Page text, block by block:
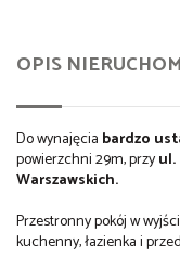
OPIS
Do wynajęcia bardzo
powierzchni 29m, przyul.
Warszawskich.
Przestronny pokój w
kuchenny, łazienka i